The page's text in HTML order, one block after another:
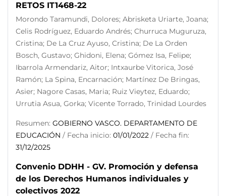
RETOS IT1468-22
Morondo Taramundi, Dolores; Abrisketa Uriarte, Joana;
Celis Rodríguez, Eduardo Andrés; Churruca Muguruza,
Cristina; De La Cruz Ayuso, Cristina; De La Orden
Bosch, Gustavo; Ghidoni, Elena; Gómez Isa, Felipe;
Ibarrola Armendariz, Aitor; Intxaurbe Vitorica, José
Ramón; La Spina, Encarnación; Martínez De Bringas,
Asier; Nagore Casas, Maria; Ruiz Vieytez, Eduardo;
Urrutia Asua, Gorka; Vicente Torrado, Trinidad Lourdes
Resumen: GOBIERNO VASCO. DEPARTAMENTO DE
EDUCACIÓN / Fecha inicio: 01/01/2022 / Fecha fin:
31/12/2025
Convenio DDHH - GV. Promoción y defensa
de los Derechos Humanos individuales y
colectivos 2022